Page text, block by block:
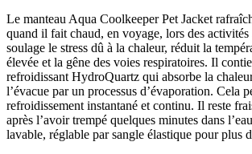
Le manteau Aqua Coolkeeper Pet Jacket
quand il fait chaud, en voyage, lors des
soulage le stress dû à la chaleur, réduit la
élevée et la gêne des voies respiratoires. Il
refroidissant HydroQuartz qui absorbe la
l’évacue par un processus d’évaporation. Cela
refroidissement instantané et continu. Il reste
après l’avoir trempé quelques minutes dans
lavable, réglable par sangle élastique pour plus